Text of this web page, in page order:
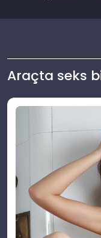
Araçta seks